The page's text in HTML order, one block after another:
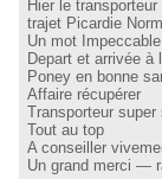
Hier le
trajet Picardie
Un mot Impeccable
Depart et arrivée à
Poney en bonne
Affaire récupérer
Transporteur super
Tout au top
A conseiller
Un grand merci —